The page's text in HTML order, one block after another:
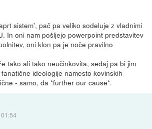
sistem', pač pa veliko sodeluje z vladnimi
In oni nam pošljejo powerpoint predstavitev
oni klon pa je noče pravilno
tako ali tako neučinkovita, sedaj pa bi jim
ideologije namesto kovinskih
- samo, da *further our cause*.